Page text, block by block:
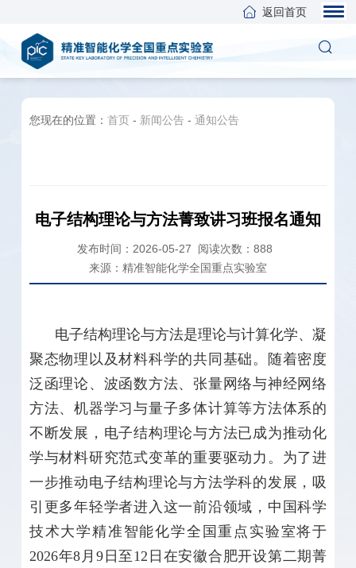
返回首页
您现在的位置： 首页- 新闻公告- 通知公告
电子结构理论与方法菁致讲习班报名通知
发布时间：2026-05-27 阅读次数： 888
来源：精准智能化学全国重点实验室
电子结构理论与方法是理论与计算化学、凝
聚态物理以及材料科学的共同基础。随着密度
泛函理论、波函数方法、张量网络与神经网络
方法、机器学习与量子多体计算等方法体系的
不断发展，电子结构理论与方法已成为推动化
学与材料研究范式变革的重要驱动力。为了进
一步推动电子结构理论与方法学科的发展，吸
引更多年轻学者进入这一前沿领域，中国科学
技术大学精准智能化学全国重点实验室将于
2026年8月9日至12日在安徽合肥开设第二期菁